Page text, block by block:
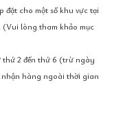
đặt cho một số khu vực tại
(Vui lòng tham khảo mục
2 đến thứ 6 (trừ ngày
hàng ngoài thời gian